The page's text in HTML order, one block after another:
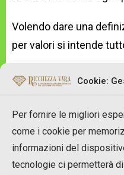
Cookie:
Per fornire le migliori
come i cookie per
informazioni del
tecnologie ci permetterà
Volendo dare una
per valori si intende
Tutto ciò che è quindi
dell’utilità di
quelli che credi tuoi ma